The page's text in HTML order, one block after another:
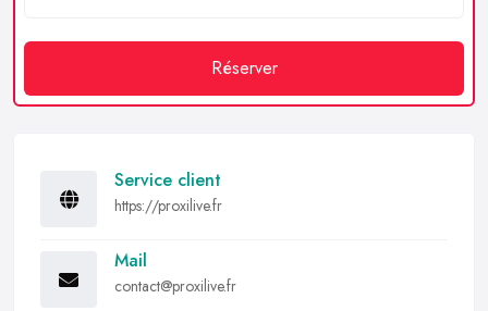
Réserver
Service client
https://proxilive.fr
Mail
contact@proxilive.fr